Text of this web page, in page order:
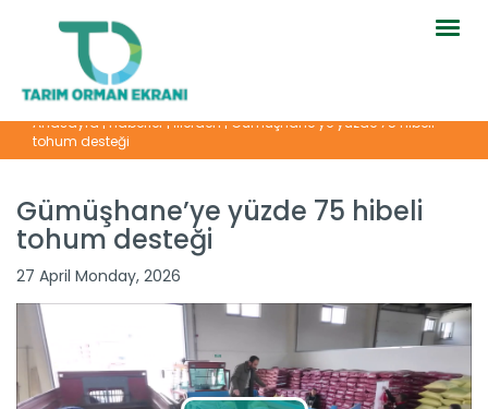
Anasayfa|Haberler|İllerden|Gümüşhane’ye yüzde 75 hibeli
tohum desteği
Gümüşhane’ye yüzde 75 hibeli
tohum desteği
27 April Monday, 2026